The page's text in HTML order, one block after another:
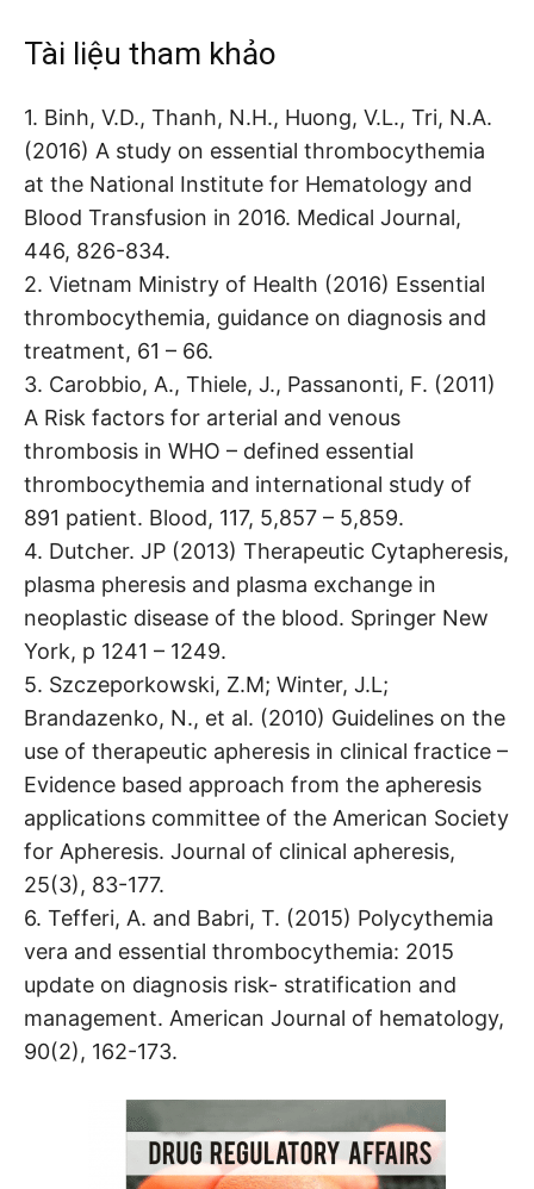
Tài liệu tham khảo
1. Binh, V.D., Thanh, N.H., Huong, V.L., Tri, N.A.
(2016) A study on essential thrombocythemia
at the National Institute for Hematology and
Blood Transfusion in 2016. Medical Journal,
446, 826-834.
2. Vietnam Ministry of Health (2016) Essential
thrombocythemia, guidance on diagnosis and
treatment, 61 – 66.
3. Carobbio, A., Thiele, J., Passanonti, F. (2011)
A Risk factors for arterial and venous
thrombosis in WHO – defined essential
thrombocythemia and international study of
891 patient. Blood, 117, 5,857 – 5,859.
4. Dutcher. JP (2013) Therapeutic Cytapheresis,
plasma pheresis and plasma exchange in
neoplastic disease of the blood. Springer New
York, p 1241 – 1249.
5. Szczeporkowski, Z.M; Winter, J.L;
Brandazenko, N., et al. (2010) Guidelines on the
use of therapeutic apheresis in clinical fractice –
Evidence based approach from the apheresis
applications committee of the American Society
for Apheresis. Journal of clinical apheresis,
25(3), 83-177.
6. Tefferi, A. and Babri, T. (2015) Polycythemia
vera and essential thrombocythemia: 2015
update on diagnosis risk- stratification and
management. American Journal of hematology,
90(2), 162-173.